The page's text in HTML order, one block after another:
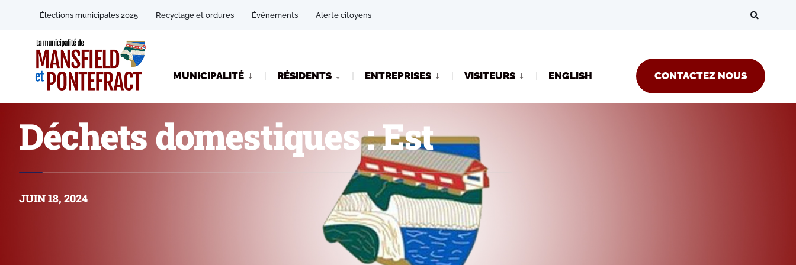
Élections municipales 2025 Recyclage et ordures Événements Alerte citoyens
MUNICIPALITÉ RÉSIDENTS ENTREPRISES VISITEURS CONTACTEZ NOUS
ENGLISH
Déchets domestiques : Est
JUIN 18, 2024